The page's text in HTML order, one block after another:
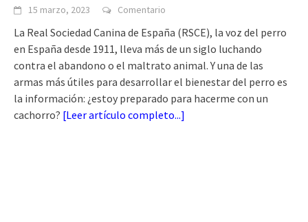
15 marzo, 2023 Comentario
La Real Sociedad Canina de España (RSCE), la voz del perro
en España desde 1911, lleva más de un siglo luchando
contra el abandono o el maltrato animal. Y una de las
armas más útiles para desarrollar el bienestar del perro es
la información: ¿estoy preparado para hacerme con un
cachorro? [Leer artículo completo...]